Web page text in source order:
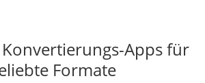
Apps für
Formate